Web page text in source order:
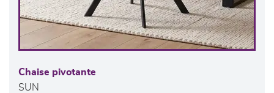
Chaise pivotante
SUN